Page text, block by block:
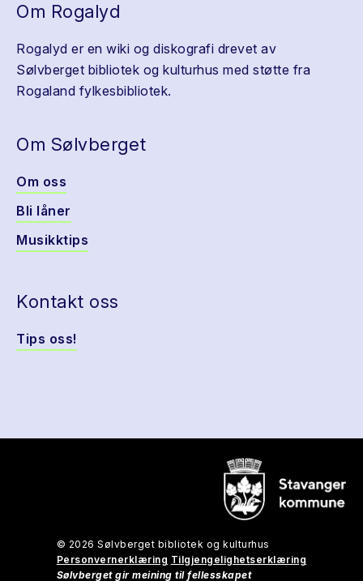
Om Rogalyd
Rogalyd er en wiki og diskografi drevet av
Sølvberget bibliotek og kulturhus med støtte fra
Rogaland fylkesbibliotek.
Om Sølvberget
Om oss
Bli låner
Musikktips
Kontakt oss
Tips oss!
© 2026 Sølvberget bibliotek og kulturhus
Personvernerklæring Tilgjengelighetserklæring
Sølvberget gir meining til fellesskapet